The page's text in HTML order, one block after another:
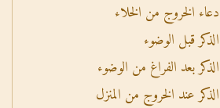
دعاء الخروج من الخلاء
الذكر قبل الوضوء
الذكر بعد الفراغ من الوضوء
الذكر عند الخروج من المنزل